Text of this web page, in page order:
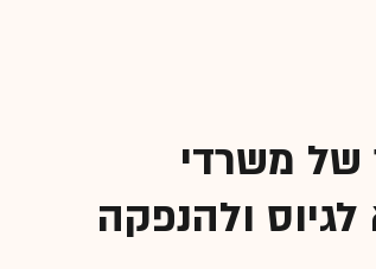
של משרדי
ולהנפקה